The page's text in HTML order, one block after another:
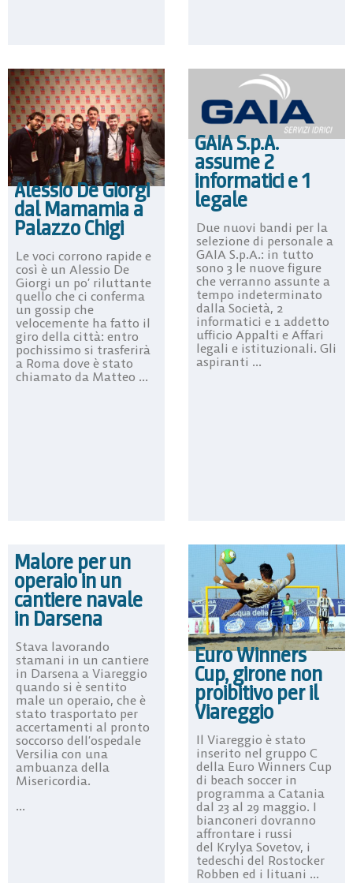
Alessio De Giorgi
dal Mamamia a
Palazzo Chigi
Le voci corrono rapide e
così è un Alessio De
Giorgi un po’ riluttante
quello che ci conferma
un gossip che
velocemente ha fatto il
giro della città: entro
pochissimo si trasferirà
a Roma dove è stato
chiamato da Matteo ...
GAIA S.p.A.
assume 2
informatici e 1
legale
Due nuovi bandi per la
selezione di personale a
GAIA S.p.A.: in tutto
sono 3 le nuove figure
che verranno assunte a
tempo indeterminato
dalla Società, 2
informatici e 1 addetto
ufficio Appalti e Affari
legali e istituzionali. Gli
aspiranti ...
Malore per un
operaio in un
cantiere navale
in Darsena
Stava lavorando
stamani in un cantiere
in Darsena a Viareggio
quando si è sentito
male un operaio, che è
stato trasportato per
accertamenti al pronto
soccorso dell’ospedale
Versilia con una
ambuanza della
Misericordia.
...
Euro Winners
Cup, girone non
proibitivo per il
Viareggio
Il Viareggio è stato
inserito nel gruppo C
della Euro Winners Cup
di beach soccer in
programma a Catania
dal 23 al 29 maggio. I
bianconeri dovranno
affrontare i russi
del Krylya Sovetov, i
tedeschi del Rostocker
Robben ed i lituani ...